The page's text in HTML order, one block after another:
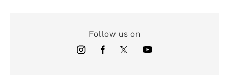
Follow us on